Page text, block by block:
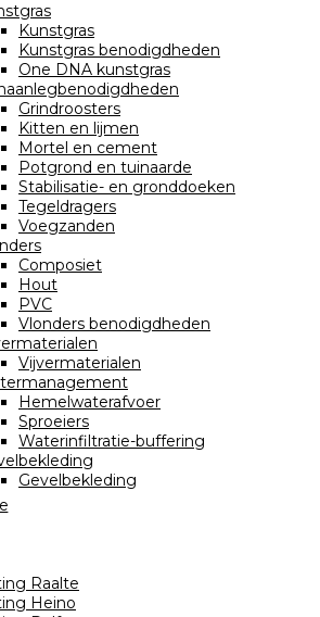
Kunstgras
Kunstgras benodigdheden
One DNA kunstgras
Grindroosters
Kitten en lijmen
Mortel en cement
Potgrond en tuinaarde
Stabilisatie- en gronddoeken
Tegeldragers
Voegzanden
Composiet
Hout
PVC
Vlonders benodigdheden
Vijvermaterialen
Hemelwaterafvoer
Sproeiers
Waterinfiltratie-buffering
Gevelbekleding
Raalte
Heino